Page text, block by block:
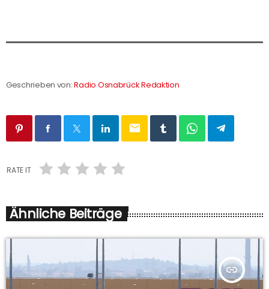
Geschrieben von:Radio Osnabrück Redaktion
email
RATE IT
Ähnliche Beiträge
insert_link